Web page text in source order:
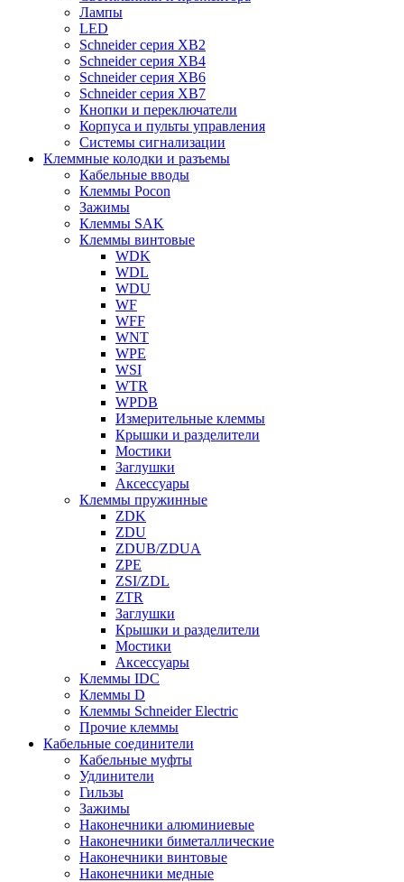
Лампы
LED
Schneider серия XB2
Schneider серия XB4
Schneider серия XB6
Schneider серия XB7
Кнопки и переключатели
Корпуса и пульты управления
Системы сигнализации
Клеммные колодки и разъемы
Кабельные вводы
Клеммы Pocon
Зажимы
Клеммы SAK
Клеммы винтовые
WDK
WDL
WDU
WF
WFF
WNT
WPE
WSI
WTR
WPDB
Измерительные клеммы
Крышки и разделители
Мостики
Заглушки
Аксессуары
Клеммы пружинные
ZDK
ZDU
ZDUB/ZDUA
ZPE
ZSI/ZDL
ZTR
Заглушки
Крышки и разделители
Мостики
Аксессуары
Клеммы IDC
Клеммы D
Клеммы Schneider Electric
Прочие клеммы
Кабельные соединители
Кабельные муфты
Удлинители
Гильзы
Зажимы
Наконечники алюминиевые
Наконечники биметаллические
Наконечники винтовые
Наконечники медные